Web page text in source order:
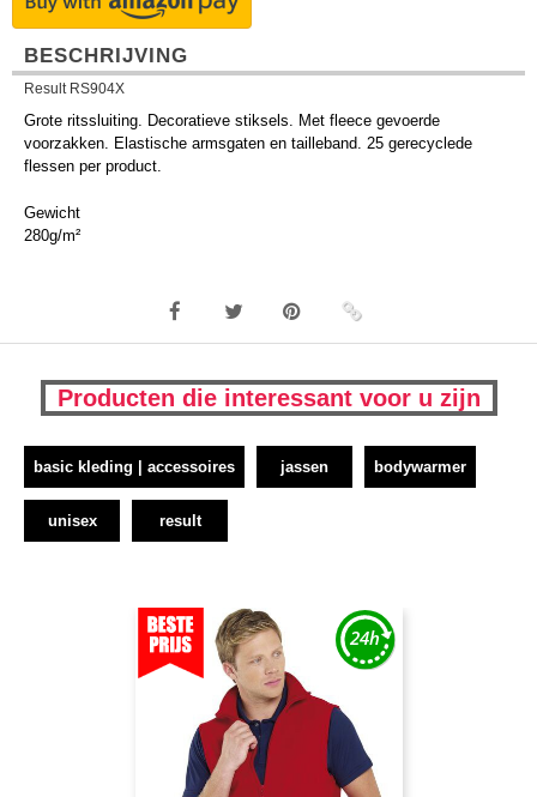
BESCHRIJVING
Result RS904X
Grote ritssluiting. Decoratieve stiksels. Met fleece gevoerde
voorzakken. Elastische armsgaten en tailleband. 25 gerecyclede
flessen per product.
Gewicht
280g/m²
Producten die interessant voor u zijn
basic kleding | accessoires jassen bodywarmer
unisex result